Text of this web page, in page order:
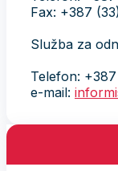
Fax: +387
Služba za
Telefon:
e-mail: